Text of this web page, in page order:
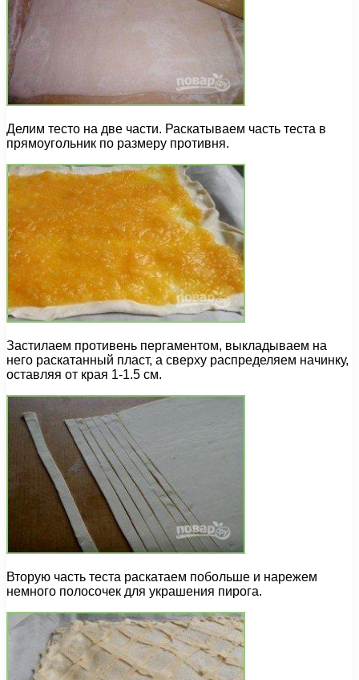
Делим тесто на две части. Раскатываем часть теста в
прямоугольник по размеру противня.
Застилаем противень пергаментом, выкладываем на
него раскатанный пласт, а сверху распределяем начинку,
оставляя от края 1-1.5 см.
Вторую часть теста раскатаем побольше и нарежем
немного полосочек для украшения пирога.